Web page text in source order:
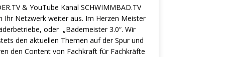
& YouTube Kanal SCHWIMMBAD.TV
Ihr Netzwerk weiter aus. Im Herzen Meister
oder „Bademeister 3.0“. Wir
den aktuellen Themen auf der Spur und
den Content von Fachkraft für Fachkräfte